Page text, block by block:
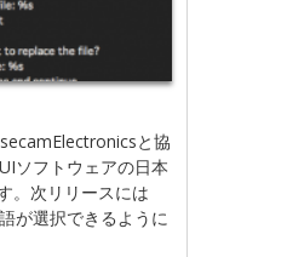
と協
ソフトウェアの日本
。次リリースには
が選択できるように